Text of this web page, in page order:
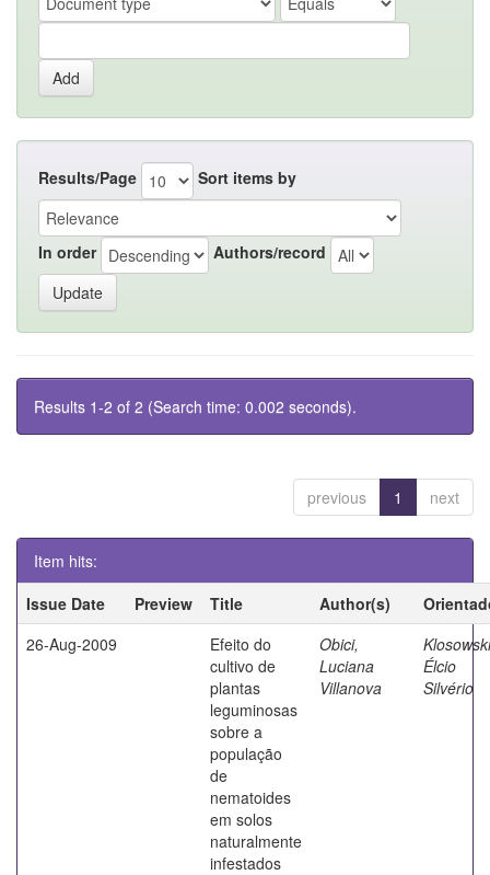
Results/Page Sort items by
In order Authors/record
Results 1-2 of 2 (Search time: 0.002 seconds).
previous 1 next
Item hits:
Issue Date
Preview Title Author(s)
26-Aug-2009
Efeito do
cultivo de
plantas
leguminosas
sobre a
população
de
nematoides
em solos
naturalmente
infestados
Obici,
Luciana
Villanova
Élcio
Silvério